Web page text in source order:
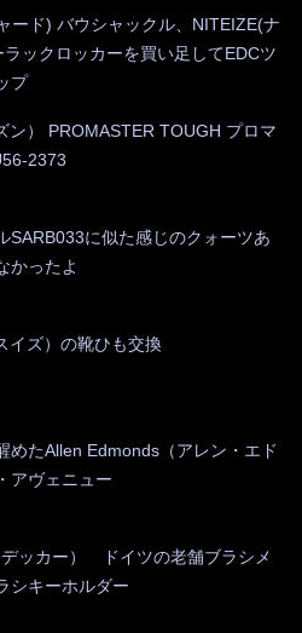
ード) バウシャックル、NITEIZE(ナ
ックロッカーを買い足してEDCツ
プ
ン） PROMASTER TOUGH プロマ
2373
SARB033に似た感じのクォーツあ
かったよ
ズ）の靴ひも交換
めたAllen Edmonds（アレン・エド
アヴェニュー
デッカー） ドイツの老舗ブラシメ
シキーホルダー